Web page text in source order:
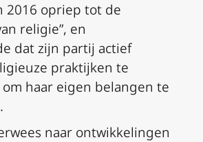
2016 opriep tot de
religie”, en
dat zijn partij actief
praktijken te
haar eigen belangen te
naar ontwikkelingen